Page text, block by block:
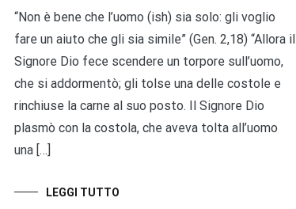
“Non è bene che l’uomo (ish) sia solo: gli voglio
fare un aiuto che gli sia simile” (Gen. 2,18) “Allora il
Signore Dio fece scendere un torpore sull’uomo,
che si addormentò; gli tolse una delle costole e
rinchiuse la carne al suo posto. Il Signore Dio
plasmò con la costola, che aveva tolta all’uomo
una […]
LEGGI TUTTO